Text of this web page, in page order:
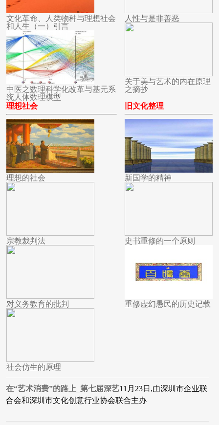
文化革命、人类物种与理想社会
和人生（一）引言
中医之数理科学化改革与基元系
统人体数理模型
人性与是非善恶
关于美与艺术的内在原理
之摘抄
理想社会
理想的社会
宗教裁判法
对义务教育的批判
社会仿生的原理
旧文化整理
新国学的精神
史书重修的一个原则
重修虚幻愚民的历史记载
在“艺术消费”的路上_第七届深艺11月23日,由深圳市企业联
合会和深圳市文化创意行业协会联合主办